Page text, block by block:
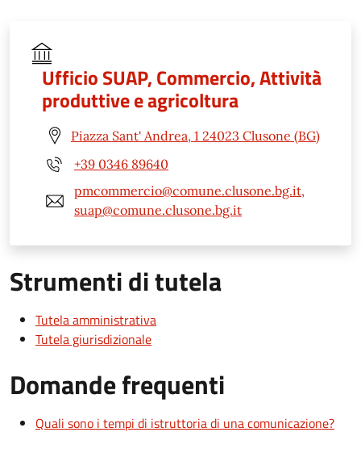
Ufficio SUAP, Commercio, Attività
produttive e agricoltura
Piazza Sant' Andrea, 1 24023 Clusone (BG)
+39 0346 89640
pmcommercio@comune.clusone.bg.it,
suap@comune.clusone.bg.it
Strumenti di tutela
Tutela amministrativa
Tutela giurisdizionale
Domande frequenti
Quali sono i tempi di istruttoria di una comunicazione?